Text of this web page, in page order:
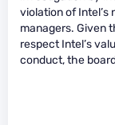
violation of
managers. Given
respect Intel’s
conduct, the